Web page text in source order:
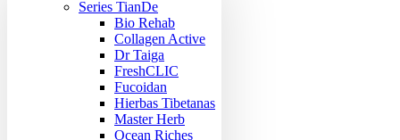
Series TianDe
Bio Rehab
Collagen Active
Dr Taiga
FreshCLIC
Fucoidan
Hierbas Tibetanas
Master Herb
Ocean Riches